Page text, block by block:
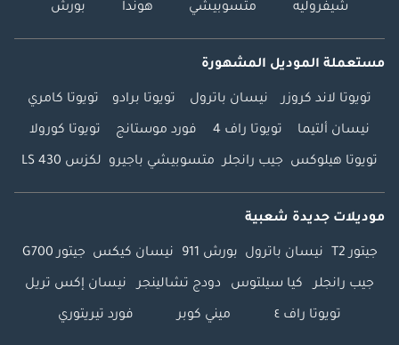
شيفروليه متسوبيشي هوندا بورش
مستعملة الموديل المشهورة
تويوتا لاند كروزر نيسان باترول تويوتا برادو تويوتا كامري
نيسان ألتيما تويوتا راف 4 فورد موستانج تويوتا كورولا
تويوتا هيلوكس جيب رانجلر متسوبيشي باجيرو لكزس LS 430
موديلات جديدة شعبية
جيتور T2 نيسان باترول بورش 911 نيسان كيكس جيتور G700
جيب رانجلر كيا سيلتوس دودج تشالينجر نيسان إكس تريل
تويوتا راف ٤ ميني كوبر فورد تيريتوري